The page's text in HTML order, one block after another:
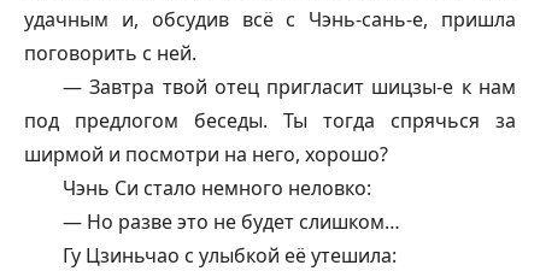
удачным и, обсудив всё с Чэнь-сань-е, пришла
поговорить с ней.
— Завтра твой отец пригласит шицзы-е к нам
под предлогом беседы. Ты тогда спрячься за
ширмой и посмотри на него, хорошо?
Чэнь Си стало немного неловко:
— Но разве это не будет слишком…
Гу Цзиньчао с улыбкой её утешила: